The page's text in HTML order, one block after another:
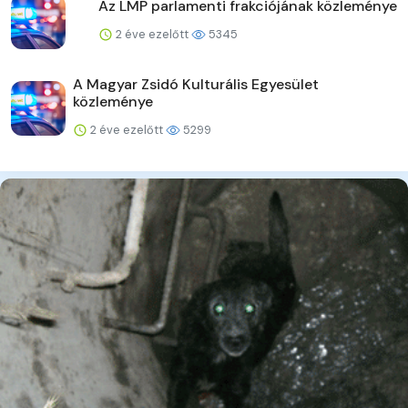
Az LMP parlamenti frakciójának közleménye
2 éve ezelőtt 5345
A Magyar Zsidó Kulturális Egyesület
közleménye
2 éve ezelőtt 5299